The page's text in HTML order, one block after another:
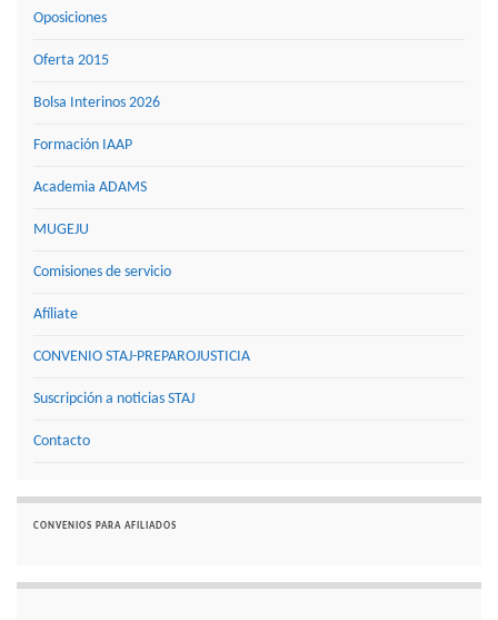
Oposiciones
Oferta 2015
Bolsa Interinos 2026
Formación IAAP
Academia ADAMS
MUGEJU
Comisiones de servicio
Afíliate
CONVENIO STAJ-PREPAROJUSTICIA
Suscripción a noticias STAJ
Contacto
CONVENIOS PARA AFILIADOS